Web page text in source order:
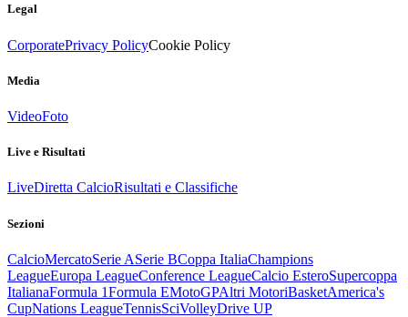
Legal
CorporatePrivacy PolicyCookie Policy
Media
VideoFoto
Live e Risultati
LiveDiretta CalcioRisultati e Classifiche
Sezioni
CalcioMercatoSerie ASerie BCoppa ItaliaChampions
LeagueEuropa LeagueConference LeagueCalcio EsteroSupercoppa
ItalianaFormula 1Formula EMotoGPAltri MotoriBasketAmerica's
CupNations LeagueTennisSciVolleyDrive UP